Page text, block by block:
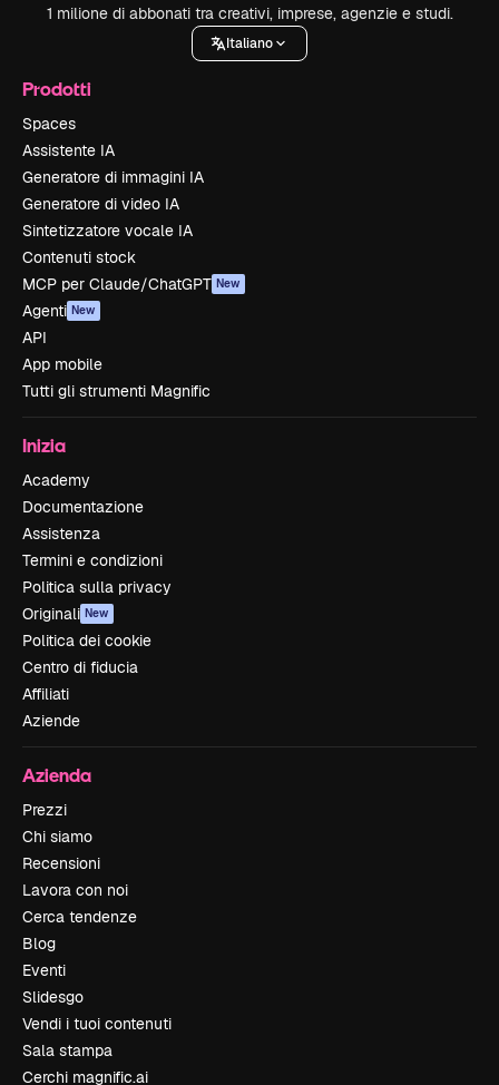
1 milione di abbonati tra creativi, imprese, agenzie e studi.
Italiano
Prodotti
Spaces
Assistente IA
Generatore di immagini IA
Generatore di video IA
Sintetizzatore vocale IA
Contenuti stock
MCP per Claude/ChatGPT New
Agenti New
API
App mobile
Tutti gli strumenti Magnific
Inizia
Academy
Documentazione
Assistenza
Termini e condizioni
Politica sulla privacy
Originali New
Politica dei cookie
Centro di fiducia
Affiliati
Aziende
Azienda
Prezzi
Chi siamo
Recensioni
Lavora con noi
Cerca tendenze
Blog
Eventi
Slidesgo
Vendi i tuoi contenuti
Sala stampa
Cerchi magnific.ai